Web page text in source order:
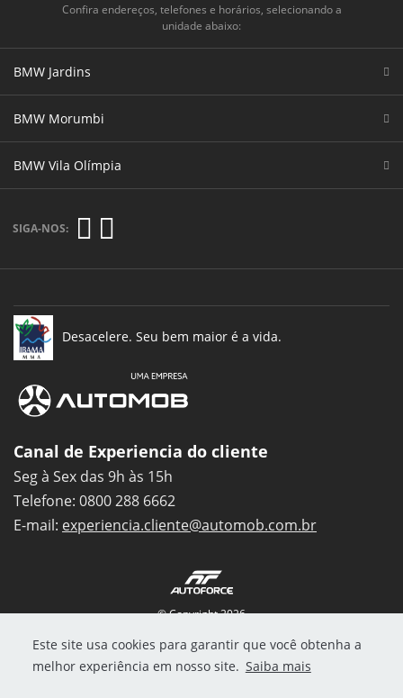
Este site usa cookies para garantir que você obtenha a
melhor experiência em nosso site. Saiba mais
Confira endereços, telefones e horários, selecionando a
unidade abaixo:
BMW Jardins
BMW Morumbi
BMW Vila Olímpia
SIGA-NOS:
Desacelere. Seu bem maior é a vida.
Canal de Experiencia do cliente
Seg à Sex das 9h às 15h
Telefone: 0800 288 6662
E-mail: experiencia.cliente@automob.com.br
© Copyright 2026
Como a Autostar trata os Dados Pessoais (LGPD).
Aviso de Privacidade